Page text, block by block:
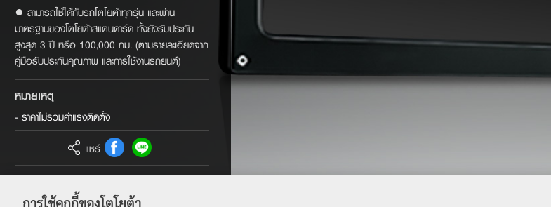
● สามารถใช้ได้กับรถโตโยต้าทุกรุ่น และผ่าน
มาตรฐานของโตโยต้าสแตนดาร์ด ทั้งยังรับประกัน
สูงสุด 3 ปี หรือ 100,000 กม. (ตามรายละเอียดจาก
คู่มือรับประกันคุณภาพ และการใช้งานรถยนต์)
หมายเหตุ
- ราคาไม่รวมค่าแรงติดตั้ง
แชร์
รหัสสินค้า
PC407-0D002
การใช้คุกกี้ของโตโยต้า